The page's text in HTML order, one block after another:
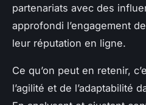
partenariats avec des
approfondi l’engagement
leur réputation en ligne.
Ce qu’on peut en retenir,
l’agilité et de l’adaptabilité